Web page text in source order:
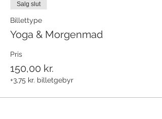
Salg slut
Billettype
Yoga & Morgenmad
Pris
150,00 kr.
+3,75 kr. billetgebyr